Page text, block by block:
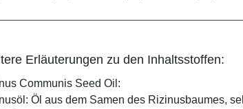
Erläuterungen zu den Inhaltsstoffen:
Communis Seed Oil:
Öl aus dem Samen des Rizinusbaumes,